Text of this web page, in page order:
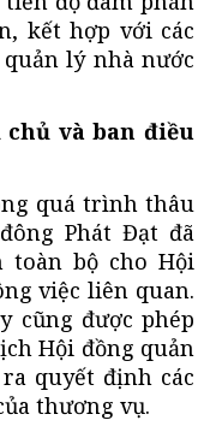
kết hợp với các
lý nhà nước
và ban điều
quá trình thâu
Phát Đạt đã
toàn bộ cho Hội
việc liên quan.
cũng được phép
Hội đồng quản
quyết định các
thương vụ.